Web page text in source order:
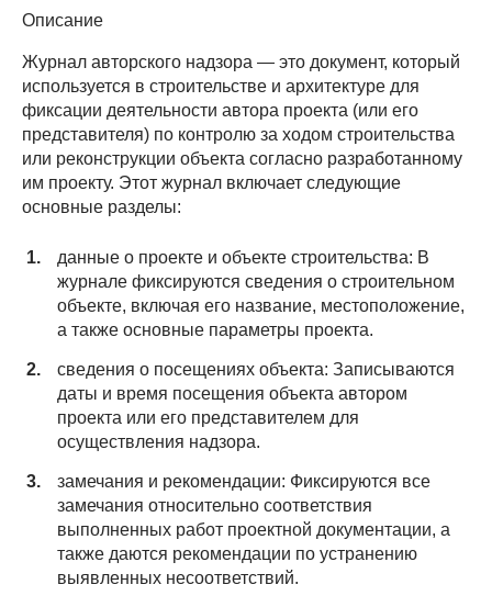
Описание
Журнал авторского надзора — это документ, который
используется в строительстве и архитектуре для
фиксации деятельности автора проекта (или его
представителя) по контролю за ходом строительства
или реконструкции объекта согласно разработанному
им проекту. Этот журнал включает следующие
основные разделы:
данные о проекте и объекте строительства: В
журнале фиксируются сведения о строительном
объекте, включая его название, местоположение,
а также основные параметры проекта.
сведения о посещениях объекта: Записываются
даты и время посещения объекта автором
проекта или его представителем для
осуществления надзора.
замечания и рекомендации: Фиксируются все
замечания относительно соответствия
выполненных работ проектной документации, а
также даются рекомендации по устранению
выявленных несоответствий.